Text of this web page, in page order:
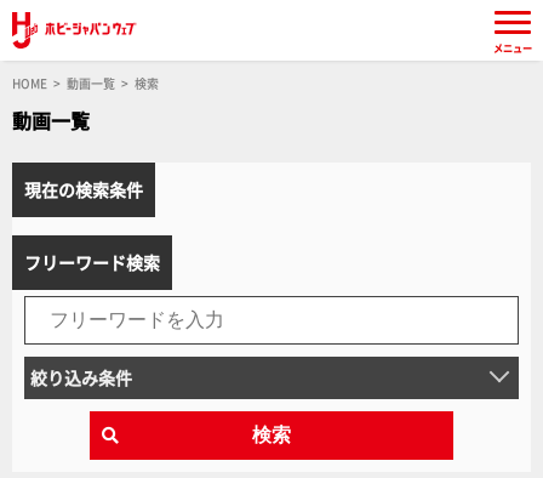
HOME 動画一覧 検索
動画一覧
現在の検索条件
フリーワード検索
絞り込み条件
検索
メニュー